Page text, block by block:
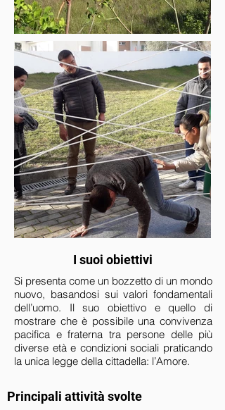
I suoi obiettivi
Si presenta come un bozzetto di un mondo
nuovo, basandosi sui valori fondamentali
dell’uomo. Il suo obiettivo e quello di
mostrare che è possibile una convivenza
pacifica e fraterna tra persone delle più
diverse età e condizioni sociali praticando
la unica legge della cittadella: l’Amore.
Principali attività svolte